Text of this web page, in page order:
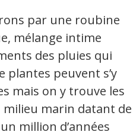
par une roubine
mélange intime
des pluies qui
plantes peuvent s’y
mais on y trouve les
milieu marin datant de
million d’années